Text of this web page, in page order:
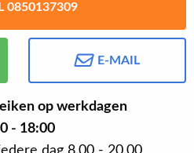
0850137309
E-MAIL
op werkdagen
- 18:00